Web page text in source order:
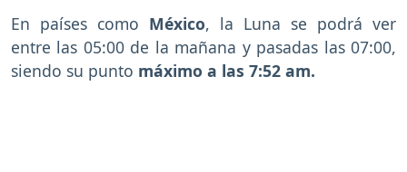
En países como México, la Luna se podrá ver
entre las 05:00 de la mañana y pasadas las 07:00,
siendo su punto máximo a las 7:52 am.